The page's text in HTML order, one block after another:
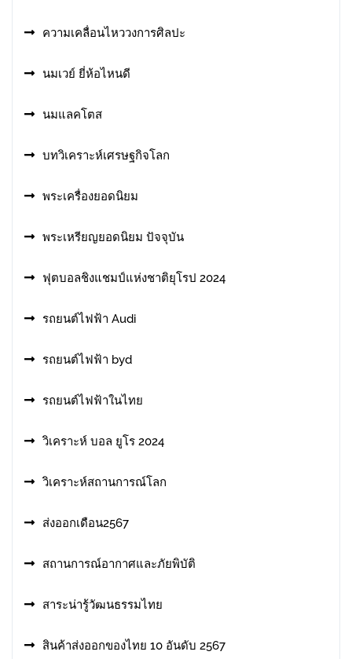
ความเคลื่อนไหววงการศิลปะ
นมเวย์ ยี่ห้อไหนดี
นมแลคโตส
บทวิเคราะห์เศรษฐกิจโลก
พระเครื่องยอดนิยม
พระเหรียญยอดนิยม ปัจจุบัน
ฟุตบอลชิงแชมป์แห่งชาติยุโรป 2024
รถยนต์ไฟฟ้า Audi
รถยนต์ไฟฟ้า byd
รถยนต์ไฟฟ้าในไทย
วิเคราะห์ บอล ยูโร 2024
วิเคราะห์สถานการณ์โลก
ส่งออกเดือน2567
สถานการณ์อากาศและภัยพิบัติ
สาระน่ารู้วัฒนธรรมไทย
สินค้าส่งออกของไทย 10 อันดับ 2567